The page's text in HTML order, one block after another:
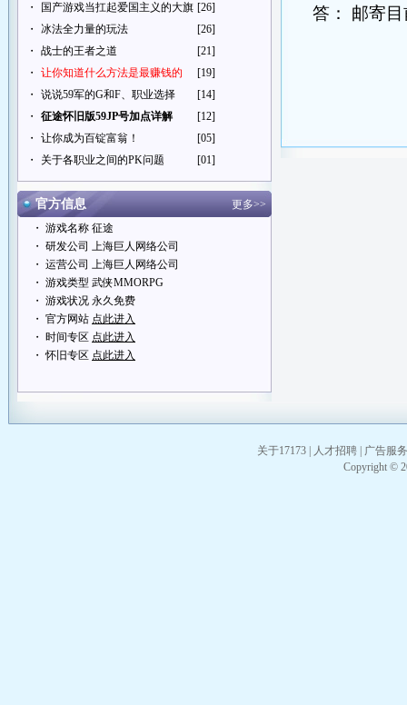
・
国产游戏当扛起爱国主义的大旗 [26]
・
冰法全力量的玩法
[26]
・
战士的王者之道
[21]
・
让你知道什么方法是最赚钱的
[19]
・
说说59军的G和F、职业选择
[14]
・
征途怀旧版59JP号加点详解
[12]
・
让你成为百锭富翁！
[05]
・
关于各职业之间的PK问题 [01]
官方信息
更多>>
・ 游戏名称 征途
・ 研发公司 上海巨人网络公司
・ 运营公司 上海巨人网络公司
・ 游戏类型 武侠MMORPG
・ 游戏状况 永久免费
・ 官方网站 点此进入
・ 时间专区 点此进入
・ 怀旧专区 点此进入
答：
邮寄
关于17173 人才招聘
广告服务
Copyright ©